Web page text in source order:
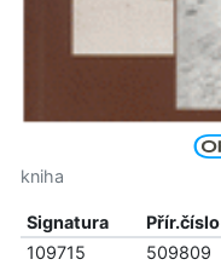
kniha
Signatura Přír.číslo
109715
509809